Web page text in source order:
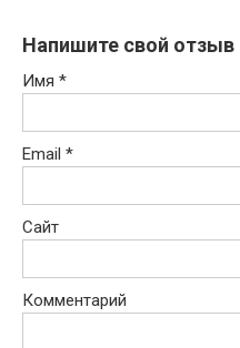
Напишите свой
Имя *
Email *
Сайт
Комментарий